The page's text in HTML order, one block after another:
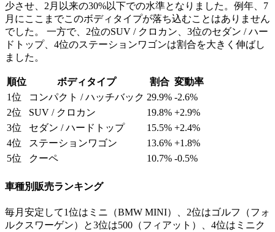
少させ、2月以来の30%以下での水準となりました。例年、7
月にここまでこのボディタイプが落ち込むことはありません
でした。 一方で、2位のSUV / クロカン、3位のセダン / ハー
ドトップ、4位のステーションワゴンは割合を大きく伸ばし
ました。
順位 ボディタイプ 割合 変動率
1位
コンパクト / ハッチバック 29.9% -2.6%
2位
SUV / クロカン 19.8% +2.9%
3位
セダン / ハードトップ 15.5% +2.4%
4位
ステーションワゴン 13.6% +1.8%
5位
クーペ 10.7% -0.5%
車種別販売ランキング
毎月安定して1位はミニ（BMW MINI）、2位はゴルフ（フォ
ルクスワーゲン）と3位は500（フィアット）、4位はミニク